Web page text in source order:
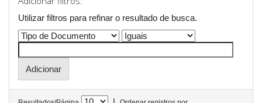
Utilizar filtros para refinar o resultado de busca.